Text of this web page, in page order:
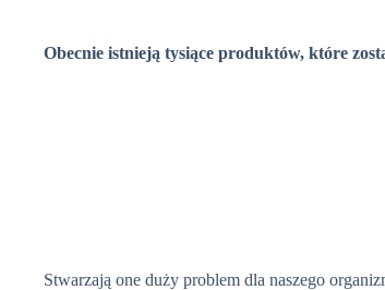
Obecnie istnieją tysiące produktów, które
Stwarzają one duży problem dla naszego